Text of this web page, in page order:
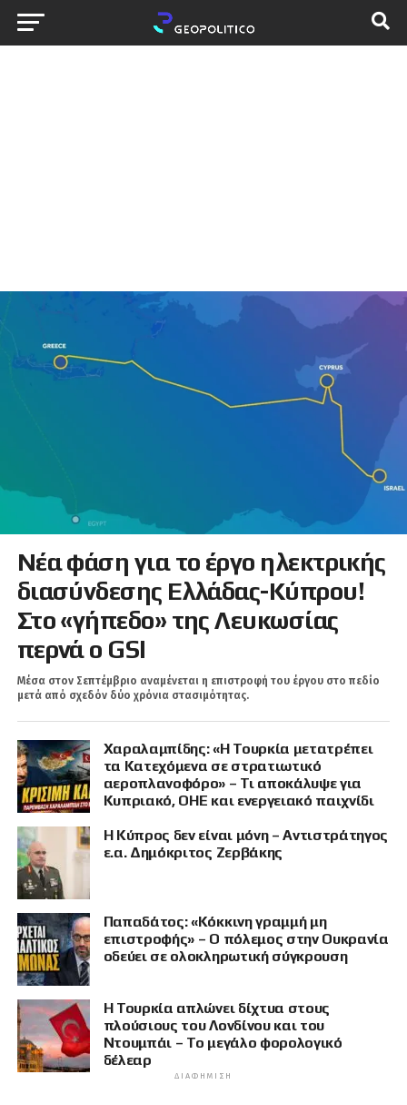
Νέα φάση για το έργο ηλεκτρικής
διασύνδεσης Ελλάδας-Κύπρου!
Στο «γήπεδο» της Λευκωσίας
περνά ο GSI
Μέσα στον Σεπτέμβριο αναμένεται η επιστροφή του έργου στο πεδίο
μετά από σχεδόν δύο χρόνια στασιμότητας.
Χαραλαμπίδης: «Η Τουρκία μετατρέπει
τα Κατεχόμενα σε στρατιωτικό
αεροπλανοφόρο» – Τι αποκάλυψε για
Κυπριακό, ΟΗΕ και ενεργειακό παιχνίδι
Η Κύπρος δεν είναι μόνη – Αντιστράτηγος
ε.α. Δημόκριτος Ζερβάκης
Παπαδάτος: «Κόκκινη γραμμή μη
επιστροφής» – Ο πόλεμος στην Ουκρανία
οδεύει σε ολοκληρωτική σύγκρουση
Η Τουρκία απλώνει δίχτυα στους
πλούσιους του Λονδίνου και του
Ντουμπάι – Το μεγάλο φορολογικό
δέλεαρ
ΔΙΑΦΉΜΙΣΗ